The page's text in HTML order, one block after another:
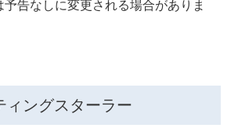
告なしに変更される場合がありま
ィングスターラー